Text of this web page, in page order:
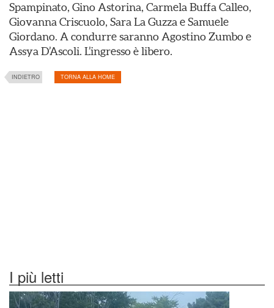
Spampinato, Gino Astorina, Carmela Buffa Calleo,
Giovanna Criscuolo, Sara La Guzza e Samuele
Giordano. A condurre saranno Agostino Zumbo e
Assya D’Ascoli. L’ingresso è libero.
INDIETRO TORNA ALLA HOME
I più letti